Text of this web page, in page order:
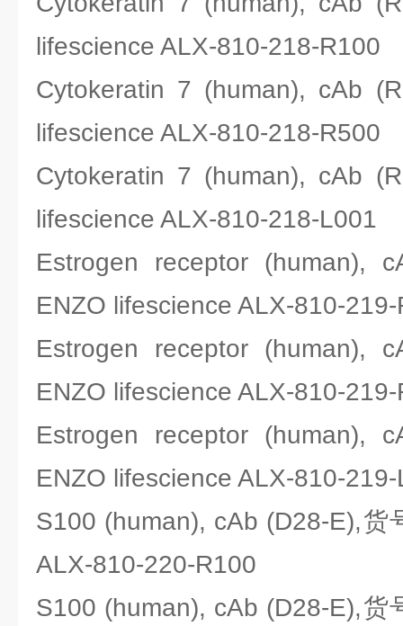
lifescience ALX-810-218-R100
Cytokeratin 7 (human), cAb
lifescience ALX-810-218-R500
Cytokeratin 7 (human), cAb
lifescience ALX-810-218-L001
Estrogen receptor (human),
ENZO lifescience ALX-810-
Estrogen receptor (human),
ENZO lifescience ALX-810-
Estrogen receptor (human),
ENZO lifescience ALX-810-
S100 (human), cAb (D28-E),货
ALX-810-220-R100
S100 (human), cAb (D28-E),货